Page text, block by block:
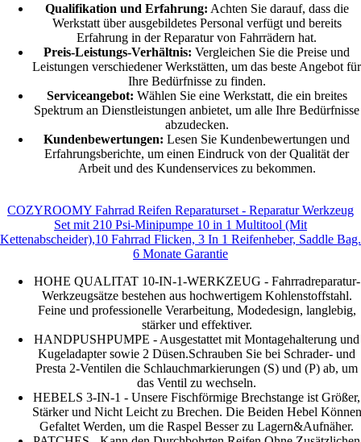
Qualifikation und Erfahrung: Achten Sie darauf, dass die
Werkstatt über ausgebildetes Personal verfügt und bereits
Erfahrung in der Reparatur von Fahrrädern hat.
Preis-Leistungs-Verhältnis: Vergleichen Sie die Preise und
Leistungen verschiedener Werkstätten, um das beste Angebot für
Ihre Bedürfnisse zu finden.
Serviceangebot: Wählen Sie eine Werkstatt, die ein breites
Spektrum an Dienstleistungen anbietet, um alle Ihre Bedürfnisse
abzudecken.
Kundenbewertungen: Lesen Sie Kundenbewertungen und
Erfahrungsberichte, um einen Eindruck von der Qualität der
Arbeit und des Kundenservices zu bekommen.
COZYROOMY Fahrrad Reifen Reparaturset - Reparatur Werkzeug
Set mit 210 Psi-Minipumpe 10 in 1 Multitool (Mit
Kettenabscheider),10 Fahrrad Flicken, 3 In 1 Reifenheber, Saddle Bag.
6 Monate Garantie
HOHE QUALITAT 10-IN-1-WERKZEUG - Fahrradreparatur-
Werkzeugsätze bestehen aus hochwertigem Kohlenstoffstahl.
Feine und professionelle Verarbeitung, Modedesign, langlebig,
stärker und effektiver.
HANDPUSHPUMPE - Ausgestattet mit Montagehalterung und
Kugeladapter sowie 2 Düsen.Schrauben Sie bei Schrader- und
Presta 2-Ventilen die Schlauchmarkierungen (S) und (P) ab, um
das Ventil zu wechseln.
HEBELS 3-IN-1 - Unsere Fischförmige Brechstange ist Größer,
Stärker und Nicht Leicht zu Brechen. Die Beiden Hebel Können
Gefaltet Werden, um die Raspel Besser zu Lagern&Aufnäher.